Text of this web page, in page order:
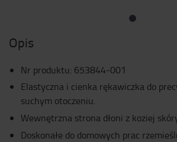
Opis
Nr produktu: 653844-001
Elastyczna i cienka rękawiczka do
suchym otoczeniu.
Wewnętrzna strona dłoni z koziej
Doskonałe do domowych prac